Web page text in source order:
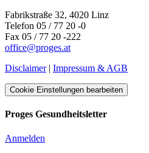
Fabrikstraße 32, 4020 Linz
Telefon 05 / 77 20 -0
Fax 05 / 77 20 -222
office@proges.at
Disclaimer| Impressum & AGB
Cookie Einstellungen bearbeiten
Proges Gesundheitsletter
Anmelden